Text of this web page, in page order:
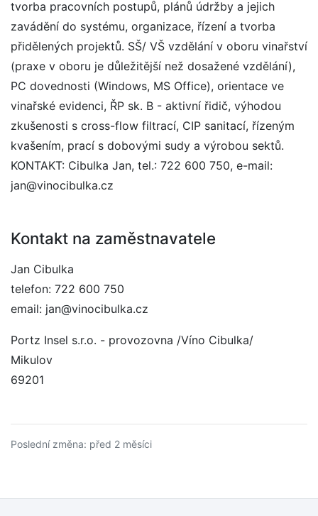
tvorba pracovních postupů, plánů údržby a jejich
zavádění do systému, organizace, řízení a tvorba
přidělených projektů. SŠ/ VŠ vzdělání v oboru vinařství
(praxe v oboru je důležitější než dosažené vzdělání),
PC dovednosti (Windows, MS Office), orientace ve
vinařské evidenci, ŘP sk. B - aktivní řidič, výhodou
zkušenosti s cross-flow filtrací, CIP sanitací, řízeným
kvašením, prací s dobovými sudy a výrobou sektů.
KONTAKT: Cibulka Jan, tel.: 722 600 750, e-mail:
jan@vinocibulka.cz
Kontakt na zaměstnavatele
Jan Cibulka
telefon: 722 600 750
email: jan@vinocibulka.cz
Portz Insel s.r.o. - provozovna /Víno Cibulka/
Mikulov
69201
Poslední změna: před 2 měsíci